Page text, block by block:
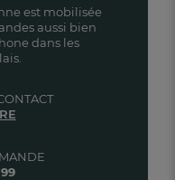
est mobilisée
aussi bien
dans les